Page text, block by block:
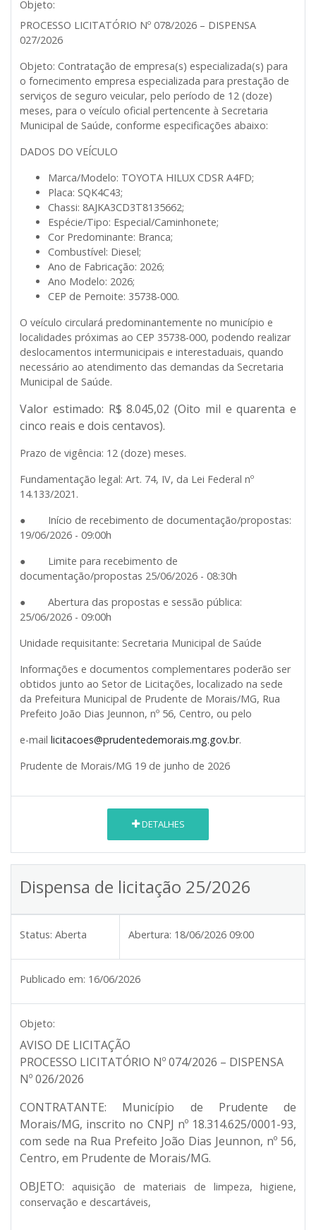
Objeto:
PROCESSO LICITATÓRIO Nº 078/2026 – DISPENSA
027/2026
Objeto: Contratação de empresa(s) especializada(s) para
o fornecimento empresa especializada para prestação de
serviços de seguro veicular, pelo período de 12 (doze)
meses, para o veículo oficial pertencente à Secretaria
Municipal de Saúde, conforme especificações abaixo:
DADOS DO VEÍCULO
Marca/Modelo: TOYOTA HILUX CDSR A4FD;
Placa: SQK4C43;
Chassi: 8AJKA3CD3T8135662;
Espécie/Tipo: Especial/Caminhonete;
Cor Predominante: Branca;
Combustível: Diesel;
Ano de Fabricação: 2026;
Ano Modelo: 2026;
CEP de Pernoite: 35738-000.
O veículo circulará predominantemente no município e
localidades próximas ao CEP 35738-000, podendo realizar
deslocamentos intermunicipais e interestaduais, quando
necessário ao atendimento das demandas da Secretaria
Municipal de Saúde.
Valor estimado: R$8.045,02 (Oito mil e quarenta e
cinco reais e dois centavos).
Prazo de vigência: 12 (doze) meses.
Fundamentação legal: Art. 74, IV, da Lei Federal nº
14.133/2021.
● Início de recebimento de documentação/propostas:
19/06/2026 - 09:00h
● Limite para recebimento de
documentação/propostas 25/06/2026 - 08:30h
● Abertura das propostas e sessão pública:
25/06/2026 - 09:00h
Unidade requisitante: Secretaria Municipal de Saúde
Informações e documentos complementares poderão ser
obtidos junto ao Setor de Licitações, localizado na sede
da Prefeitura Municipal de Prudente de Morais/MG, Rua
Prefeito João Dias Jeunnon, nº 56, Centro, ou pelo
e-mail licitacoes@prudentedemorais.mg.gov.br.
Prudente de Morais/MG 19 de junho de 2026
DETALHES
Dispensa de licitação 25/2026
Status: Aberta Abertura: 18/06/2026 09:00
Publicado em: 16/06/2026
Objeto:
AVISO DE LICITAÇÃO
PROCESSO LICITATÓRIO Nº 074/2026 – DISPENSA
Nº 026/2026
CONTRATANTE: Município de Prudente de
Morais/MG, inscrito no CNPJ nº 18.314.625/0001-93,
com sede na Rua Prefeito João Dias Jeunnon, nº 56,
Centro, em Prudente de Morais/MG.
OBJETO: aquisição de materiais de limpeza, higiene,
conservação e descartáveis,